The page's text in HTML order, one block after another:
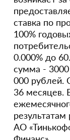
ставка по
100%
0.000% до
сумма -
000 рублей.
36 месяцев.
результатам
АО